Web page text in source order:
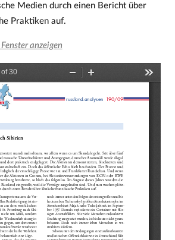
Medien durch einen Bericht über
Praktiken auf.
anzeigen